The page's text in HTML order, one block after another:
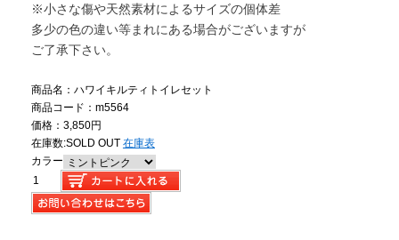
※小さな傷や天然素材によるサイズの個体差
多少の色の違い等まれにある場合がございますが
ご了承下さい。
商品名：ハワイキルティトイレセット
商品コード：m5564
価格：3,850円
在庫数:SOLD OUT 在庫表
カラー